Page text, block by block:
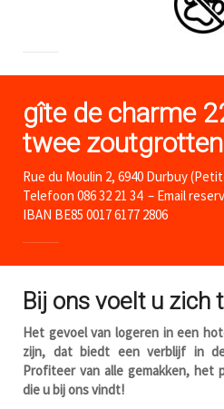
gîte de charme
twee zoutgrotten
Rue du Moulin 2, 6940 Durbuy
Telefoon 086 32 21 34 – Email
IBAN BE85 0017 6177 2806
Bij ons voelt u zich
Het gevoel van logeren in een
zijn, dat biedt een verblijf in
Profiteer van alle gemakken, het
die u bij ons vindt!